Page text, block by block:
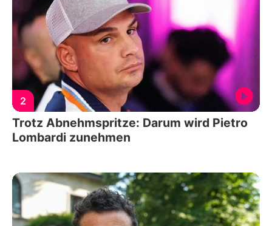
2
Trotz Abnehmspritze: Darum wird Pietro
Lombardi zunehmen